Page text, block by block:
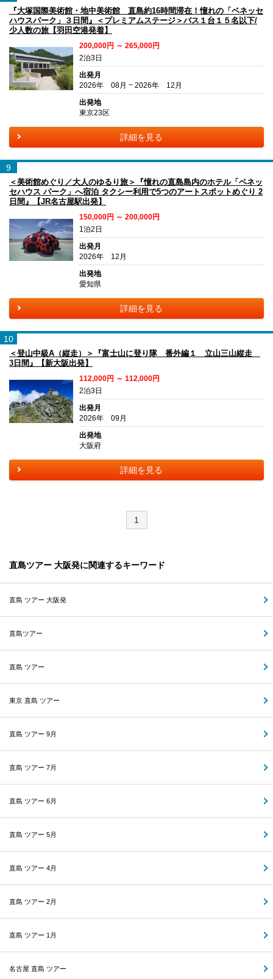
『大塚国際美術館・地中美術館 直島約16時間滞在！憧れの「ベネッセ
ハウスパーク」３日間』＜プレミアムステージ＞バス１台１５名以下/
少人数の旅【羽田空港発着】
200,000円 ～ 265,000円
2泊3日
出発月
2026年 08月 ~ 2026年 12月
出発地
東京23区
詳細を見る
9
＜美術館めぐり／大人のゆるり旅＞『憧れの直島島内のホテル「ベネッ
セハウス パーク」へ宿泊 タクシー利用で5つのアートスポットめぐり 2
日間』【JR名古屋駅出発】
150,000円 ～ 200,000円
1泊2日
出発月
2026年 12月
出発地
愛知県
詳細を見る
10
＜登山中級A（縦走）＞『富士山に登り隊 番外編１ 立山三山縦走
3日間』【新大阪出発】
112,000円 ～ 112,000円
2泊3日
出発月
2026年 09月
出発地
大阪府
詳細を見る
1
直島ツアー 大阪発に関連するキーワード
直島 ツアー 大阪発
直島ツアー
直島 ツアー
東京 直島 ツアー
直島 ツアー 9月
直島 ツアー 7月
直島 ツアー 6月
直島 ツアー 5月
直島 ツアー 4月
直島 ツアー 2月
直島 ツアー 1月
名古屋 直島 ツアー